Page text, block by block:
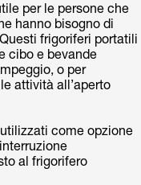
per le persone che
hanno bisogno di
frigoriferi portatili
cibo e bevande
o per
attività all’aperto
come opzione
al frigorifero